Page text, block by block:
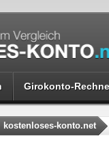
Girokonto-
kostenloses-konto.net